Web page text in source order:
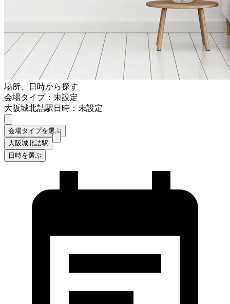
場所、日時から探す
会場タイプ：未設定
大阪城北詰駅日時：未設定
会場タイプを選ぶ
大阪城北詰駅
日時を選ぶ